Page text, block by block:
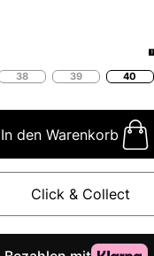
38 39 40
In den Warenkorb
Click & Collect